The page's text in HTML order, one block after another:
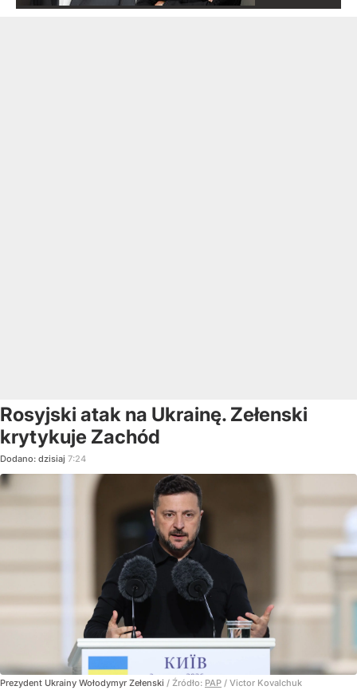
Rosyjski atak na Ukrainę. Zełenski
krytykuje Zachód
Dodano: dzisiaj 7:24
Prezydent Ukrainy Wołodymyr Zełenski / Źródło: PAP / Victor Kovalchuk